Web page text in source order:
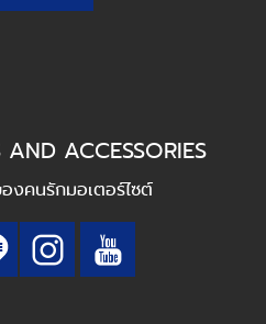
ACCESSORIES
งคนรักมอเตอร์ไซต์